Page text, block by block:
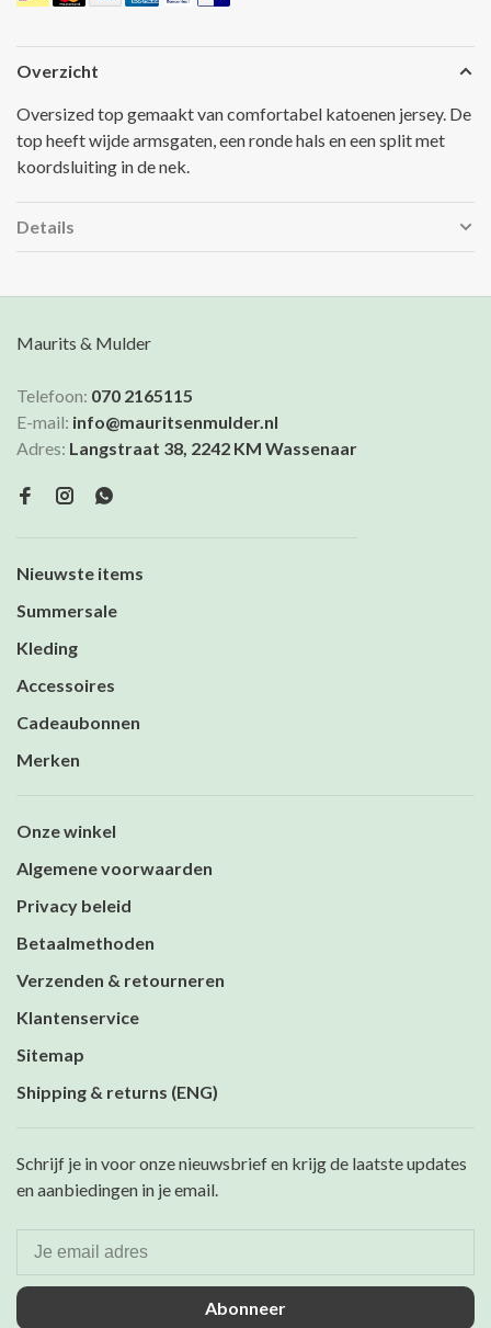
Overzicht
Oversized top gemaakt van comfortabel katoenen jersey. De
top heeft wijde armsgaten, een ronde hals en een split met
koordsluiting in de nek.
Details
Maurits & Mulder
Telefoon: 070 2165115
E-mail: info@mauritsenmulder.nl
Adres: Langstraat 38, 2242 KM Wassenaar
Nieuwste items
Summersale
Kleding
Accessoires
Cadeaubonnen
Merken
Onze winkel
Algemene voorwaarden
Privacy beleid
Betaalmethoden
Verzenden & retourneren
Klantenservice
Sitemap
Shipping & returns (ENG)
Schrijf je in voor onze nieuwsbrief en krijg de laatste updates
en aanbiedingen in je email.
Abonneer